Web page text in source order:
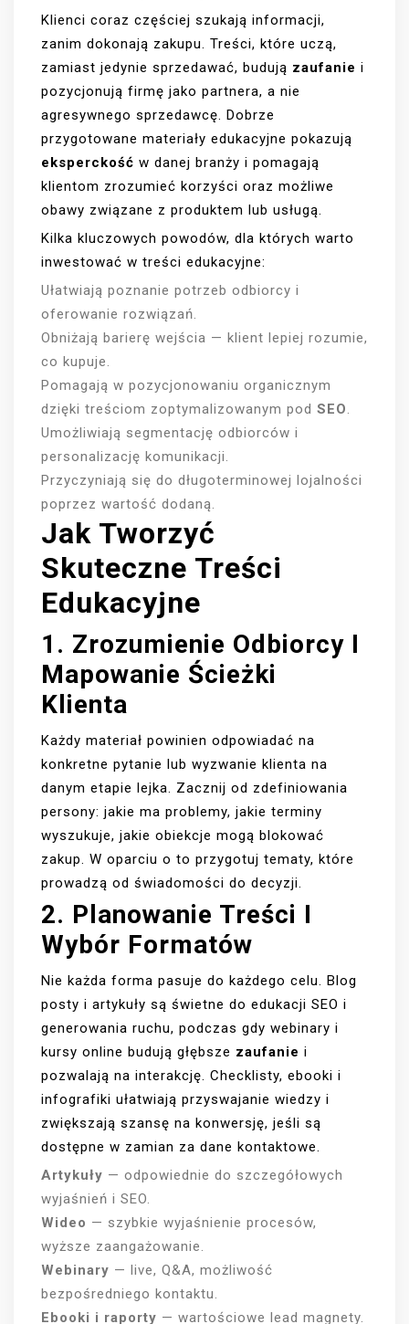
Klienci coraz częściej szukają informacji,
zanim dokonają zakupu. Treści, które uczą,
zamiast jedynie sprzedawać, budują zaufanie i
pozycjonują firmę jako partnera, a nie
agresywnego sprzedawcę. Dobrze
przygotowane materiały edukacyjne pokazują
eksperckość w danej branży i pomagają
klientom zrozumieć korzyści oraz możliwe
obawy związane z produktem lub usługą.
Kilka kluczowych powodów, dla których warto
inwestować w treści edukacyjne:
Ułatwiają poznanie potrzeb odbiorcy i
oferowanie rozwiązań.
Obniżają barierę wejścia — klient lepiej rozumie,
co kupuje.
Pomagają w pozycjonowaniu organicznym
dzięki treściom zoptymalizowanym pod SEO.
Umożliwiają segmentację odbiorców i
personalizację komunikacji.
Przyczyniają się do długoterminowej lojalności
poprzez wartość dodaną.
Jak Tworzyć
Skuteczne Treści
Edukacyjne
1. Zrozumienie Odbiorcy I
Mapowanie Ścieżki
Klienta
Każdy materiał powinien odpowiadać na
konkretne pytanie lub wyzwanie klienta na
danym etapie lejka. Zacznij od zdefiniowania
persony: jakie ma problemy, jakie terminy
wyszukuje, jakie obiekcje mogą blokować
zakup. W oparciu o to przygotuj tematy, które
prowadzą od świadomości do decyzji.
2. Planowanie Treści I
Wybór Formatów
Nie każda forma pasuje do każdego celu. Blog
posty i artykuły są świetne do edukacji SEO i
generowania ruchu, podczas gdy webinary i
kursy online budują głębsze zaufanie i
pozwalają na interakcję. Checklisty, ebooki i
infografiki ułatwiają przyswajanie wiedzy i
zwiększają szansę na konwersję, jeśli są
dostępne w zamian za dane kontaktowe.
Artykuły — odpowiednie do szczegółowych
wyjaśnień i SEO.
Wideo — szybkie wyjaśnienie procesów,
wyższe zaangażowanie.
Webinary — live, Q&A, możliwość
bezpośredniego kontaktu.
Ebooki i raporty — wartościowe lead magnety.